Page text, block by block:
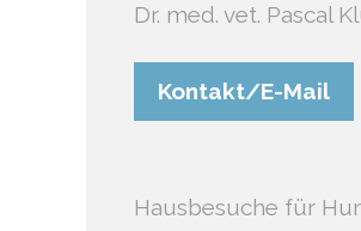
Dr. med. vet. Pascal
Kontakt/E-Mail
Hausbesuche für